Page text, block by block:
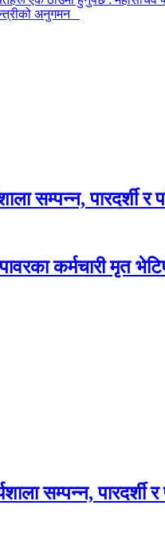
अनुगमन
सम्पन्न, पारदर्शी
कर्मचारी मृत
सम्पन्न, पारदर्शी